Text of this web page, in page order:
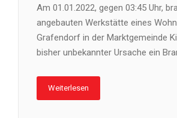
Am 01.01.2022, gegen 03:45 Uhr,
angebauten Werkstätte eines
Grafendorf in der Marktgemeinde
bisher unbekannter Ursache ein
Weiterlesen